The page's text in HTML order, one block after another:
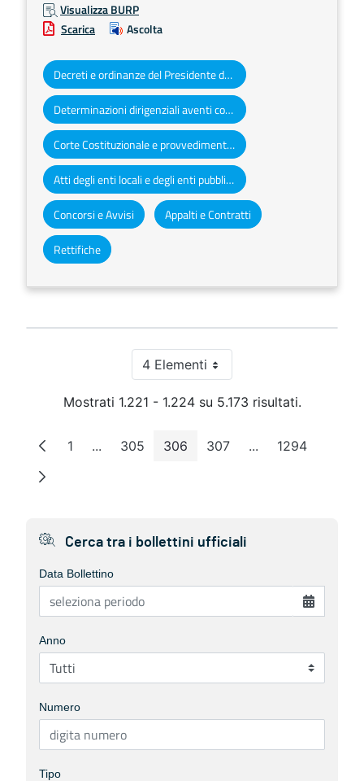
Visualizza BURP
Scarica
Ascolta
Decreti e ordinanze del Presidente della Giunta regionale
Determinazioni dirigenziali aventi contenuto di interesse generale
Corte Costituzionale e provvedimenti organi giurisdizionali
Atti degli enti locali e degli enti pubblici e privati
Concorsi e Avvisi Appalti e Contratti
Rettifiche
4 ElementiPer pagina
Mostrati 1.221 - 1.224 su 5.173 risultati.
Pagina
1 ...Pagine intermedie
Pagina
305 Pagina
306 Pagina
307 ...Pagine intermedie
Pagina
1294
Cerca tra i bollettini ufficiali
Data Bollettino
Anno
Numero
Tipo